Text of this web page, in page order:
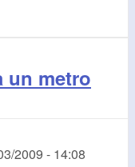
un metro
2009 - 14:08